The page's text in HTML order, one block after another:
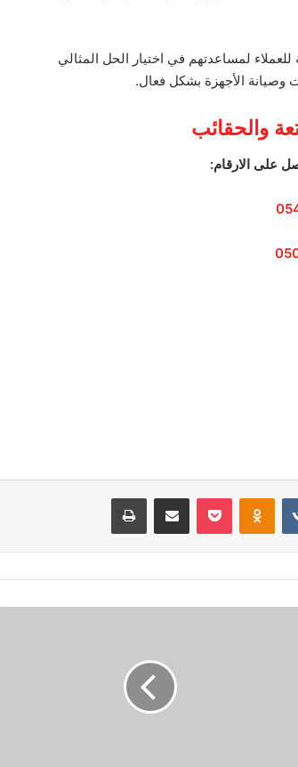
لمساعدتهم في اختيار الحل المثالي
وصيانة الأجهزة بشكل فعال.
والحقائب
على الارقام: